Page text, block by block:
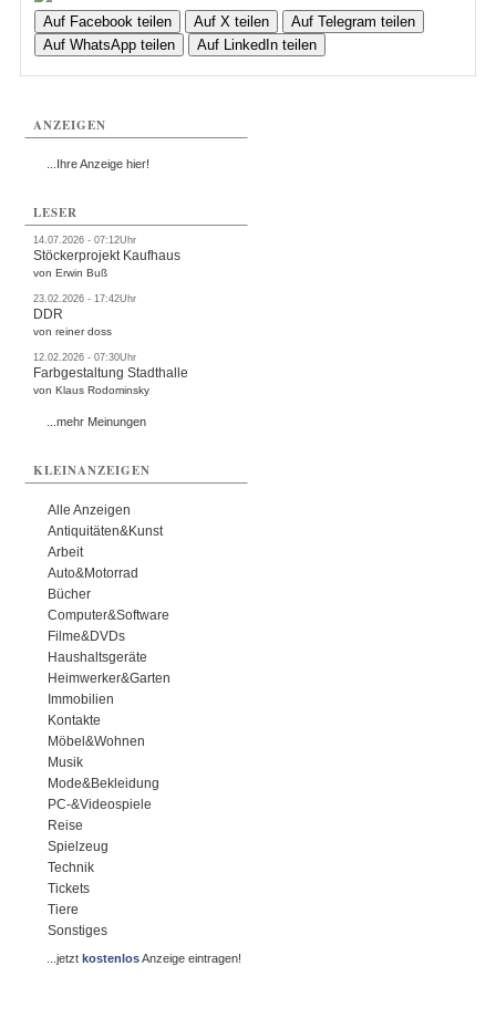
Auf Facebook teilen
Auf X teilen
Auf Telegram teilen
Auf WhatsApp teilen
Auf LinkedIn teilen
ANZEIGEN
...Ihre Anzeige hier!
LESER
14.07.2026 - 07:12Uhr
Stöckerprojekt Kaufhaus
von Erwin Buß
23.02.2026 - 17:42Uhr
DDR
von reiner doss
12.02.2026 - 07:30Uhr
Farbgestaltung Stadthalle
von Klaus Rodominsky
...mehr Meinungen
KLEINANZEIGEN
Alle Anzeigen
Antiquitäten&Kunst
Arbeit
Auto&Motorrad
Bücher
Computer&Software
Filme&DVDs
Haushaltsgeräte
Heimwerker&Garten
Immobilien
Kontakte
Möbel&Wohnen
Musik
Mode&Bekleidung
PC-&Videospiele
Reise
Spielzeug
Technik
Tickets
Tiere
Sonstiges
...jetztkostenlosAnzeige eintragen!